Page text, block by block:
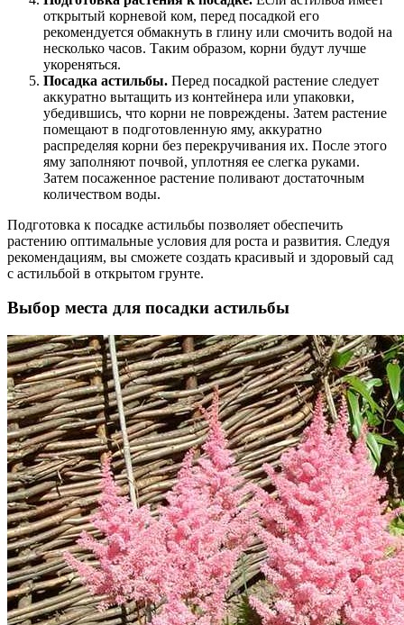
открытый корневой ком, перед посадкой его
рекомендуется обмакнуть в глину или смочить водой на
несколько часов. Таким образом, корни будут лучше
укореняться.
Посадка астильбы. Перед посадкой растение следует
аккуратно вытащить из контейнера или упаковки,
убедившись, что корни не повреждены. Затем растение
помещают в подготовленную яму, аккуратно
распределяя корни без перекручивания их. После этого
яму заполняют почвой, уплотняя ее слегка руками.
Затем посаженное растение поливают достаточным
количеством воды.
Подготовка к посадке астильбы позволяет обеспечить
растению оптимальные условия для роста и развития. Следуя
рекомендациям, вы сможете создать красивый и здоровый сад
с астильбой в открытом грунте.
Выбор места для посадки астильбы